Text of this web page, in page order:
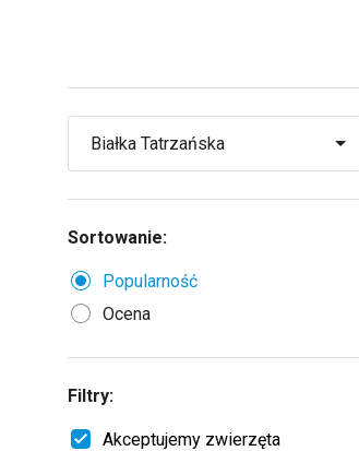
Sortowanie:
Popularność
Ocena
Filtry:
Akceptujemy zwierzęta